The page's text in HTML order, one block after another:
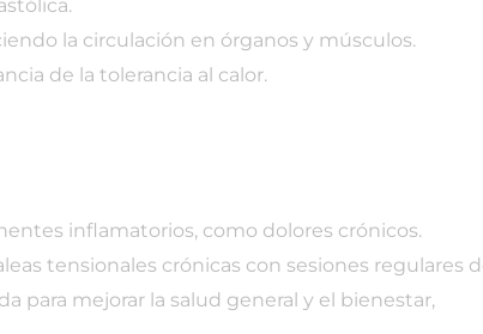
la circulación en órganos y músculos.
de la tolerancia al calor.
inflamatorios, como dolores crónicos.
tensionales crónicas con sesiones regulares
para mejorar la salud general y el bienestar,